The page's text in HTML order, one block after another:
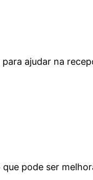
ajudar na
pode ser